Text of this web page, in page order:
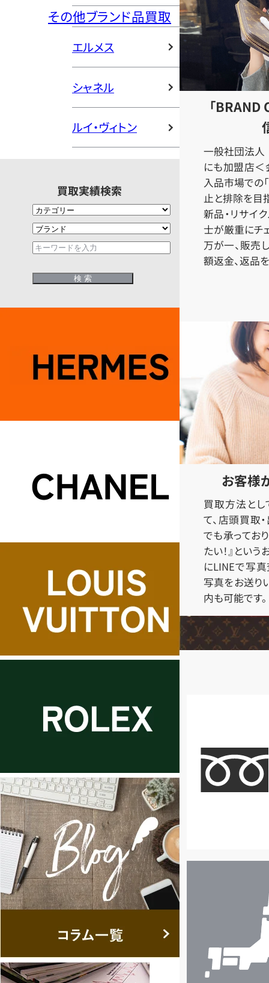
その他ブランド品買取
エルメス
シャネル
ルイ・ヴィトン
買取実績検索
「BRAND
一般社団法人
にも加盟店＜
入品市場での
止と排除を目
新品・リサイ
士が厳重にチ
万が一、販売
額返金、返品
お客様
買取方法と
て、店頭買取
でも承ってお
たい！』とい
にLINEで写真
写真をお送り
内も可能です。